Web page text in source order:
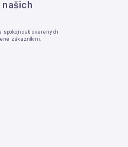
spokojnosti overených
zákazníkmi.